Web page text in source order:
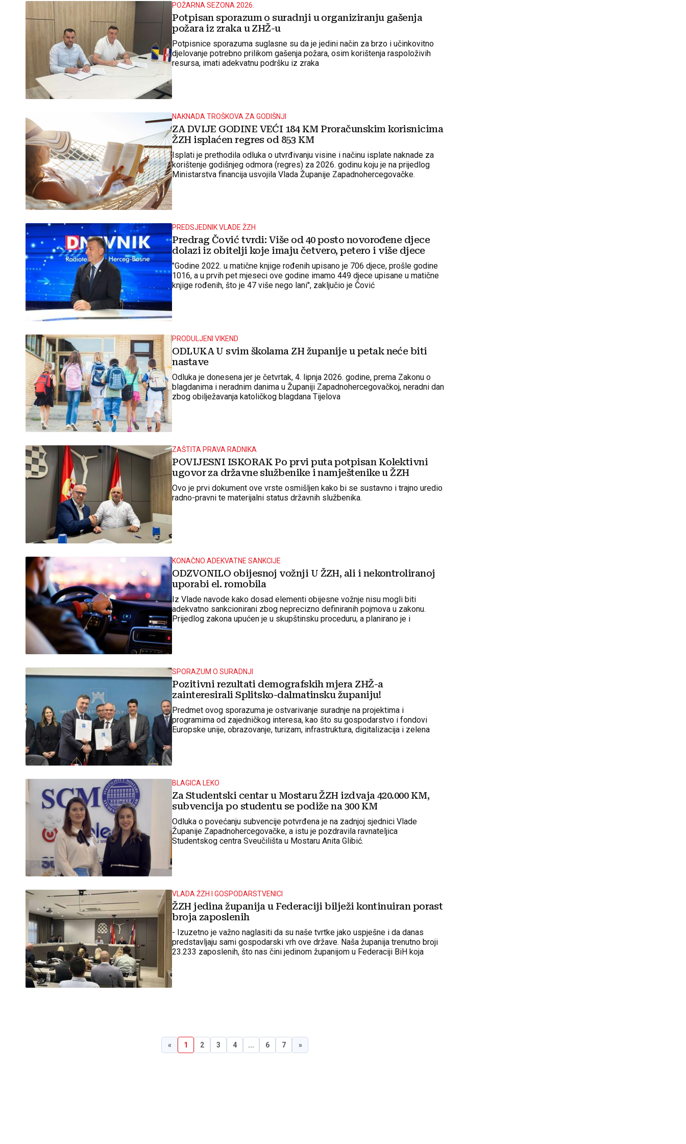
POŽARNA SEZONA 2026.
Potpisan sporazum o suradnji u organiziranju gašenja
požara iz zraka u ZHŽ-u
Potpisnice sporazuma suglasne su da je jedini način za brzo i učinkovitno
djelovanje potrebno prilikom gašenja požara, osim korištenja raspoloživih
resursa, imati adekvatnu podršku iz zraka
NAKNADA TROŠKOVA ZA GODIŠNJI
ZA DVIJE GODINE VEĆI 184 KM Proračunskim korisnicima
ŽZH isplaćen regres od 853 KM
Isplati je prethodila odluka o utvrđivanju visine i načinu isplate naknade za
korištenje godišnjeg odmora (regres) za 2026. godinu koju je na prijedlog
Ministarstva financija usvojila Vlada Županije Zapadnohercegovačke.
PREDSJEDNIK VLADE ŽZH
Predrag Čović tvrdi: Više od 40 posto novorođene djece
dolazi iz obitelji koje imaju četvero, petero i više djece
"Godine 2022. u matične knjige rođenih upisano je 706 djece, prošle godine
1016, a u prvih pet mjeseci ove godine imamo 449 djece upisane u matične
knjige rođenih, što je 47 više nego lani", zaključio je Čović
PRODULJENI VIKEND
ODLUKA U svim školama ZH županije u petak neće biti
nastave
Odluka je donesena jer je četvrtak, 4. lipnja 2026. godine, prema Zakonu o
blagdanima i neradnim danima u Županiji Zapadnohercegovačkoj, neradni dan
zbog obilježavanja katoličkog blagdana Tijelova
ZAŠTITA PRAVA RADNIKA
POVIJESNI ISKORAK Po prvi puta potpisan Kolektivni
ugovor za državne službenike i namještenike u ŽZH
Ovo je prvi dokument ove vrste osmišljen kako bi se sustavno i trajno uredio
radno-pravni te materijalni status državnih službenika.
KONAČNO ADEKVATNE SANKCIJE
ODZVONILO obijesnoj vožnji U ŽZH, ali i nekontroliranoj
uporabi el. romobila
Iz Vlade navode kako dosad elementi obijesne vožnje nisu mogli biti
adekvatno sankcionirani zbog neprecizno definiranih pojmova u zakonu.
Prijedlog zakona upućen je u skupštinsku proceduru, a planirano je i
SPORAZUM O SURADNJI
Pozitivni rezultati demografskih mjera ZHŽ-a
zainteresirali Splitsko-dalmatinsku županiju!
Predmet ovog sporazuma je ostvarivanje suradnje na projektima i
programima od zajedničkog interesa, kao što su gospodarstvo i fondovi
Europske unije, obrazovanje, turizam, infrastruktura, digitalizacija i zelena
BLAGICA LEKO
Za Studentski centar u Mostaru ŽZH izdvaja 420.000 KM,
subvencija po studentu se podiže na 300 KM
Odluka o povećanju subvencije potvrđena je na zadnjoj sjednici Vlade
Županije Zapadnohercegovačke, a istu je pozdravila ravnateljica
Studentskog centra Sveučilišta u Mostaru Anita Glibić.
VLADA ŽZH I GOSPODARSTVENICI
ŽZH jedina županija u Federaciji bilježi kontinuiran porast
broja zaposlenih
- Izuzetno je važno naglasiti da su naše tvrtke jako uspješne i da danas
predstavljaju sami gospodarski vrh ove države. Naša županija trenutno broji
23.233 zaposlenih, što nas čini jedinom županijom u Federaciji BiH koja
« 1 2 3 4 ... 6 7 »